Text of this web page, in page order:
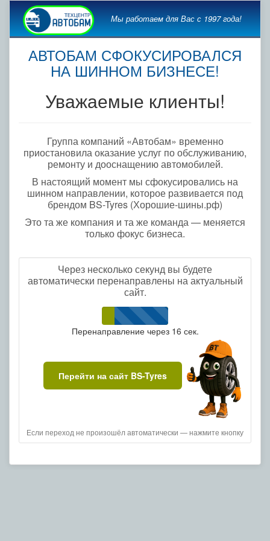
Мы работаем для Вас с 1997 года!
АВТОБАМ СФОКУСИРОВАЛСЯ
НА ШИННОМ БИЗНЕСЕ!
Уважаемые клиенты!
Группа компаний «Автобам» временно
приостановила оказание услуг по обслуживанию,
ремонту и дооснащению автомобилей.
В настоящий момент мы сфокусировались на
шинном направлении, которое развивается под
брендом BS-Tyres (Хорошие-шины.рф)
Это та же компания и та же команда — меняется
только фокус бизнеса.
Через несколько секунд вы будете
автоматически перенаправлены на актуальный
сайт.
Перенаправление через 16 сек.
Перейти на сайт BS-Tyres
Если переход не произошёл автоматически — нажмите кнопку